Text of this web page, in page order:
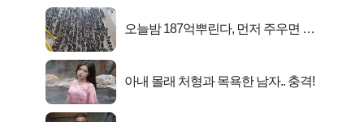
오늘밤 187억뿌린다, 먼저 주우면 최
아내 몰래 처형과 목욕한 남자.. 충격!